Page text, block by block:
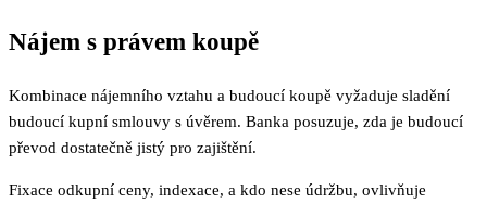
Nájem s právem koupě
Kombinace nájemního vztahu a budoucí koupě vyžaduje sladění
budoucí kupní smlouvy s úvěrem. Banka posuzuje, zda je budoucí
převod dostatečně jistý pro zajištění.
Fixace odkupní ceny, indexace, a kdo nese údržbu, ovlivňuje